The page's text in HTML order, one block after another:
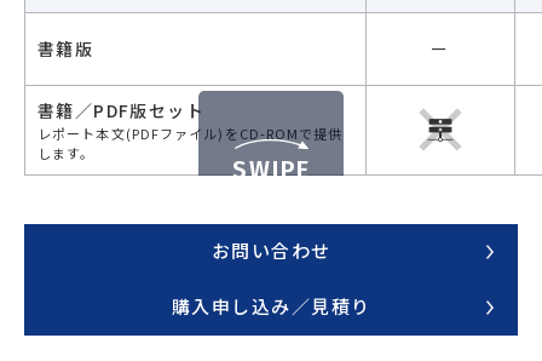
書籍版 ー
書籍／PDF版セット
レポート本文(PDFファイル)をCD-ROMで提供
します。
SWIPE
お問い合わせ
購入申し込み／見積り